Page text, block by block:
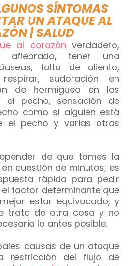
SÍNTOMAS
UN ATAQUE AL
| SALUD
al corazón verdadero,
afiebrado, tener una
falta de aliento,
sudoración en
de hormigueo en los
el pecho, sensación de
como si alguien está
el pecho y varias otras
de que tomes la
cuestión de minutos, es
rápida para pedir
factor determinante que
estar equivocado, y
trata de otra cosa y no
lo antes posible.
causas de un ataque
restricción del flujo de